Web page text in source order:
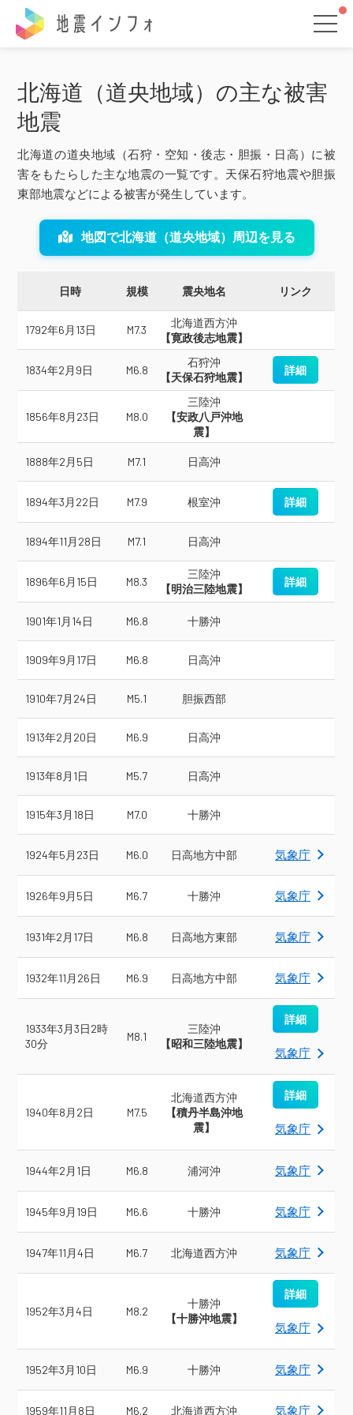
北海道（道央地域）の主な被害
地震
北海道の道央地域（石狩・空知・後志・胆振・日高）に被
害をもたらした主な地震の一覧です。天保石狩地震や胆振
東部地震などによる被害が発生しています。
地図で北海道（道央地域）周辺を見る
日時 規模 震央地名 リンク
1792年6月13日 M7.3
北海道西方沖
【寛政後志地震】
1834年2月9日 M6.8
石狩沖
【天保石狩地震】
詳細
1856年8月23日 M8.0
三陸沖
【安政八戸沖地
震】
1888年2月5日 M7.1 日高沖
1894年3月22日 M7.9 根室沖 詳細
1894年11月28日 M7.1 日高沖
1896年6月15日 M8.3
三陸沖
【明治三陸地震】
詳細
1901年1月14日 M6.8 十勝沖
1909年9月17日 M6.8 日高沖
1910年7月24日 M5.1 胆振西部
1913年2月20日 M6.9 日高沖
1913年8月1日 M5.7 日高沖
1915年3月18日 M7.0 十勝沖
1924年5月23日 M6.0 日高地方中部 気象庁
1926年9月5日 M6.7 十勝沖 気象庁
1931年2月17日 M6.8 日高地方東部 気象庁
1932年11月26日 M6.9 日高地方中部 気象庁
1933年3月3日2時
30分
M8.1
三陸沖
【昭和三陸地震】
詳細
気象庁
1940年8月2日 M7.5
北海道西方沖
【積丹半島沖地
震】
詳細
気象庁
1944年2月1日 M6.8 浦河沖 気象庁
1945年9月19日 M6.6 十勝沖 気象庁
1947年11月4日 M6.7 北海道西方沖 気象庁
1952年3月4日 M8.2
十勝沖
【十勝沖地震】
詳細
気象庁
1952年3月10日 M6.9 十勝沖 気象庁
1959年11月8日 M6.2 北海道西方沖 気象庁